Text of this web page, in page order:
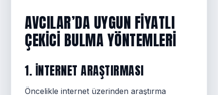
AVCILAR’DA UYGUN FIYATLI
ÇEKICI BULMA YÖNTEMLERI
1. İNTERNET ARAŞTIRMASI
Öncelikle internet üzerinden araştırma